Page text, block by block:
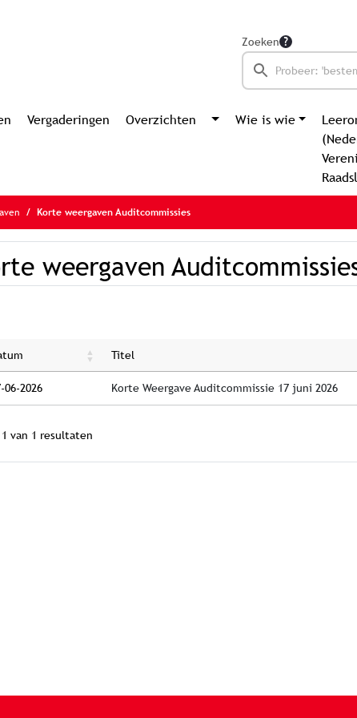
Zoeken
Vergaderingen Overzichten Wie is wie
Korte weergaven Auditcommissies
weergaven
Titel
06-2026 Korte Weergave Auditcommissie 17 juni 2026
van 1 resultaten